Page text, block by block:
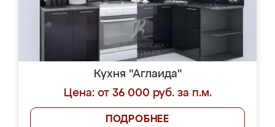
Кухня "Аглаида"
Цена: от 36 000 руб. за п.м.
ПОДРОБНЕЕ